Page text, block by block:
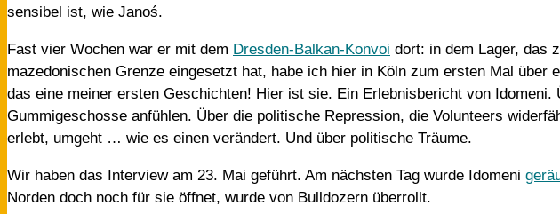
sensibel ist, wie Janoś.
Fast vier Wochen war er mit dem Dresden-Balkan-Konvoi dort: in dem Lager, das
mazedonischen Grenze eingesetzt hat, habe ich hier in Köln zum ersten Mal
das eine meiner ersten Geschichten! Hier ist sie. Ein Erlebnisbericht von
Gummigeschosse anfühlen. Über die politische Repression, die Volunteers
erlebt, umgeht … wie es einen verändert. Und über politische Träume.
Wir haben das Interview am 23. Mai geführt. Am nächsten Tag wurde Idomeni
Norden doch noch für sie öffnet, wurde von Bulldozern überrollt.